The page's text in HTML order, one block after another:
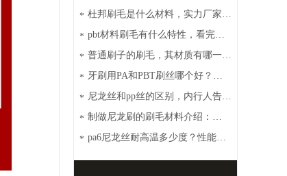
[明旺]
* 杜邦刷毛是什么材料，实力厂家带
你了解【明旺】
* pbt材料刷毛有什么特性，看完你
就秒懂【明旺】
* 普通刷子的刷毛，其材质有哪一
些？【明旺】
* 牙刷用PA和PBT刷丝哪个好？性
价比高选这种[明旺]
* 尼龙丝和pp丝的区别，内行人告诉
你【明旺】
* 制做尼龙刷的刷毛材料介绍：
PA6、PA66、PET和PBT
* pa6尼龙丝耐高温多少度？性能特
点介绍【明旺】